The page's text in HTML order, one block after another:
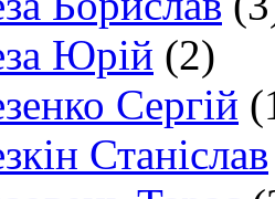
Юрій (2)
Сергій
Станіслав